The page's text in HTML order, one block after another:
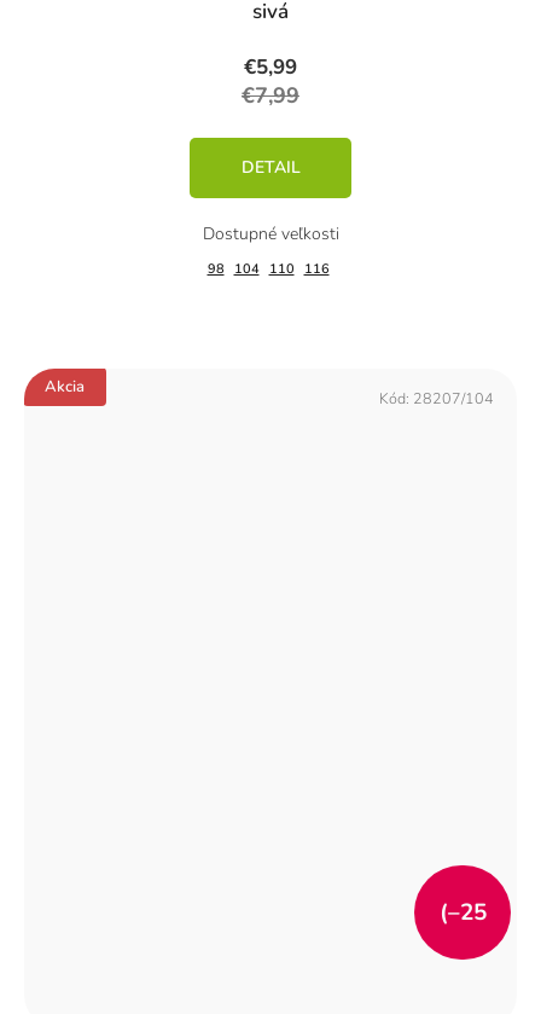
sivá
€5,99
€7,99
DETAIL
98 104 110 116
Akcia
(–25
Kód: 28207/104